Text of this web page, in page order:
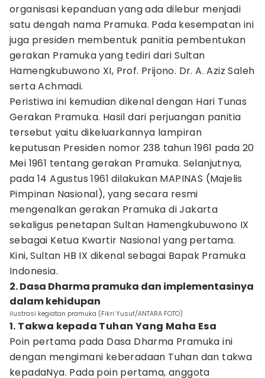
organisasi kepanduan yang ada dilebur menjadi
satu dengah nama Pramuka. Pada kesempatan ini
juga presiden membentuk panitia pembentukan
gerakan Pramuka yang tediri dari Sultan
Hamengkubuwono XI, Prof. Prijono. Dr. A. Aziz Saleh
serta Achmadi.
Peristiwa ini kemudian dikenal dengan Hari Tunas
Gerakan Pramuka. Hasil dari perjuangan panitia
tersebut yaitu dikeluarkannya lampiran
keputusan Presiden nomor 238 tahun 1961 pada 20
Mei 1961 tentang gerakan Pramuka. Selanjutnya,
pada 14 Agustus 1961 dilakukan MAPINAS (Majelis
Pimpinan Nasional), yang secara resmi
mengenalkan gerakan Pramuka di Jakarta
sekaligus penetapan Sultan Hamengkubuwono IX
sebagai Ketua Kwartir Nasional yang pertama.
Kini, Sultan HB IX dikenal sebagai Bapak Pramuka
Indonesia.
2. Dasa Dharma pramuka dan implementasinya
dalam kehidupan
ilustrasi kegiatan pramuka (Fikri Yusuf/ANTARA FOTO)
1. Takwa kepada Tuhan Yang Maha Esa
Poin pertama pada Dasa Dharma Pramuka ini
dengan mengimani keberadaan Tuhan dan takwa
kepadaNya. Pada poin pertama, anggota